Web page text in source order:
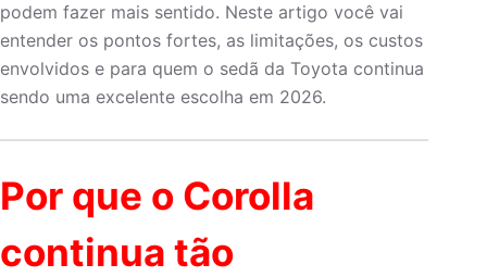
podem fazer mais sentido. Neste artigo você vai
entender os pontos fortes, as limitações, os custos
envolvidos e para quem o sedã da Toyota continua
sendo uma excelente escolha em 2026.
Por que o Corolla
continua tão